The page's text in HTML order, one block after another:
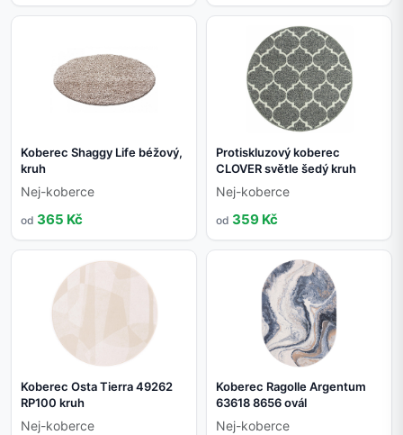
Koberec Shaggy Life béžový,
kruh
Nej-koberce
od 365 Kč
Protiskluzový koberec
CLOVER světle šedý kruh
Nej-koberce
od 359 Kč
Koberec Osta Tierra 49262
RP100 kruh
Nej-koberce
Koberec Ragolle Argentum
63618 8656 ovál
Nej-koberce